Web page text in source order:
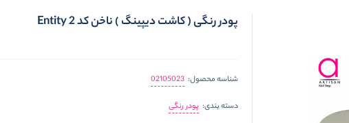
پودر رنگی ( کاشت دیپینگ ) ناخن کد 2 Entity
شناسه محصول: 02105023
دسته بندی: پودر رنگی